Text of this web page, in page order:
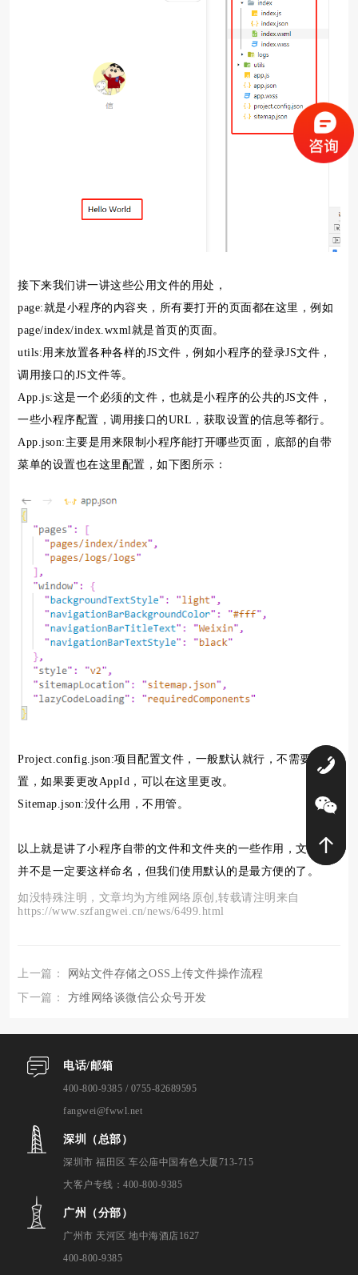
接下来我们讲一讲这些公用文件的用处，
page:就是小程序的内容夹，所有要打开的页面都在这里，例如
page/index/index.wxml就是首页的页面。
utils:用来放置各种各样的JS文件，例如小程序的登录JS文件，
调用接口的JS文件等。
App.js:这是一个必须的文件，也就是小程序的公共的JS文件，
一些小程序配置，调用接口的URL，获取设置的信息等都行。
App.json:主要是用来限制小程序能打开哪些页面，底部的自带
菜单的设置也在这里配置，如下图所示：
Project.config.json:项目配置文件，一般默认就行，不需要设
置，如果要更改AppId，可以在这里更改。
Sitemap.json:没什么用，不用管。
以上就是讲了小程序自带的文件和文件夹的一些作用，文件夹
并不是一定要这样命名，但我们使用默认的是最方便的了。
如没特殊注明，文章均为方维网络原创,转载请注明来自
https://www.szfangwei.cn/news/6499.html
上一篇：
网站文件存储之OSS上传文件操作流程
下一篇： 方维网络谈微信公众号开发
电话/邮箱
400-800-9385 / 0755-82689595
fangwei@fwwl.net
深圳（总部）
深圳市 福田区 车公庙中国有色大厦713-715
大客户专线：400-800-9385
广州（分部）
广州市 天河区 地中海酒店1627
400-800-9385